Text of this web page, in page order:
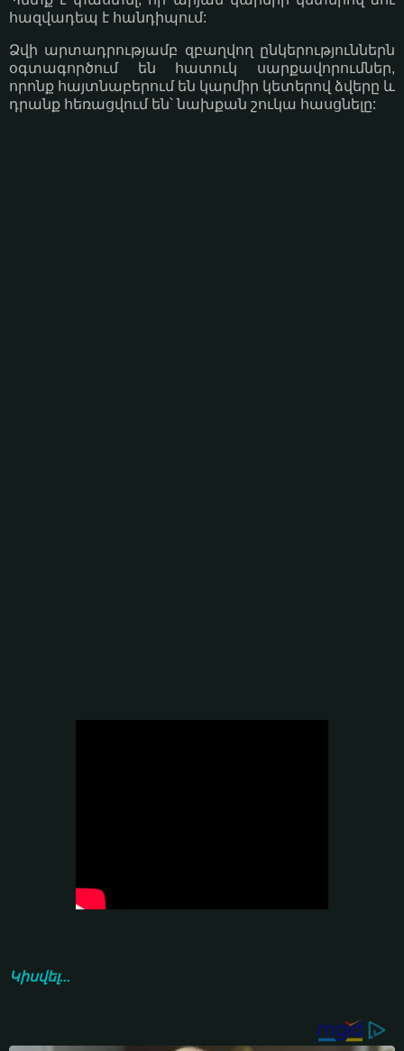
հազվադեպ է հանդիպում:
Ձվի արտադրությամբ զբաղվող ընկերություններն
օգտագործում են հատուկ սարքավորումներ,
որոնք հայտնաբերում են կարմիր կետերով ձվերը և
դրանք հեռացվում են՝ նախքան շուկա հասցնելը:
Կիսվել...